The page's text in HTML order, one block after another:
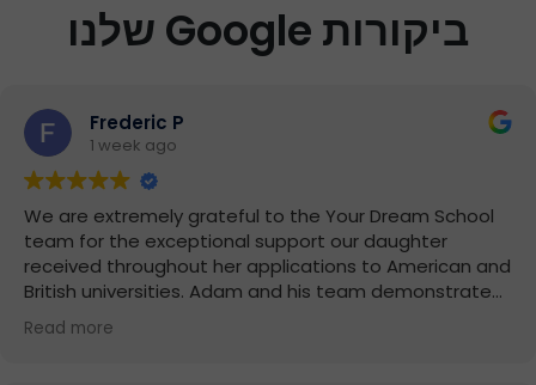
ביקורות Google שלנו
Frederic P
1 week ago
We are extremely grateful to the Your Dream School
team for the exceptional support our daughter
received throughout her applications to American
British universities. Adam and his team demonstrated
remarkable professionalism, availability, and expertise
at every stage of the process. Thanks to their wise
Read more